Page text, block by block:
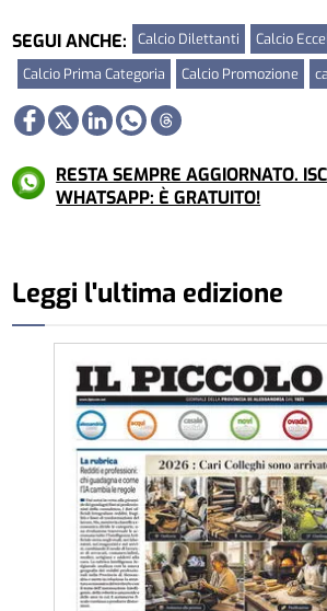
SEGUI ANCHE: Calcio Dilettanti
Calcio
Calcio Prima Categoria
Calcio Promozione
RESTA SEMPRE AGGIORNATO.
WHATSAPP: È GRATUITO!
Leggi l'ultima edizione